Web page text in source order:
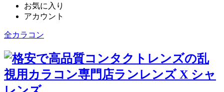
お気に入り
アカウント
全カラコン